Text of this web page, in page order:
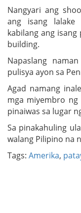
Nangyari ang
ang isang
kabilang ang
building.
Napaslang
pulisya ayon sa
Agad namang
mga miyembro
pinaiwas sa lugar
Sa pinakahuling
walang Pilipino na
Tags: Amerika,